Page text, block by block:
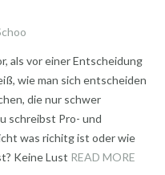
als vor einer Entscheidung
wie man sich entscheiden
die nur schwer
schreibst Pro- und
was richitg ist oder wie
Keine Lust READ MORE